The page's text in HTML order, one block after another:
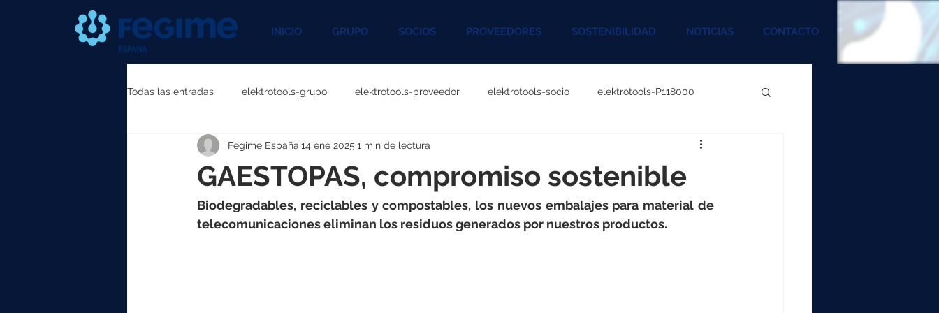
INICIO GRUPO SOCIOS PROVEEDORES SOSTENIBILIDAD NOTICIAS CONTACTO
Todas las entradas elektrotools-grupo elektrotools-proveedor elektrotools-socio elektrotools-P118000
elektrotools-P111000 elektrotools-P060000 elektrotools-P027000
elektrotools-P087000 elektrotools-P096000 elektrotools-P041000 elektrotools-P083000
GAESTOPAS, compromiso sostenible
Fegime España 14 ene 2025 1 min de lectura
Biodegradables, reciclables y compostables, los nuevos embalajes para material de
telecomunicaciones eliminan los residuos generados por nuestros productos.